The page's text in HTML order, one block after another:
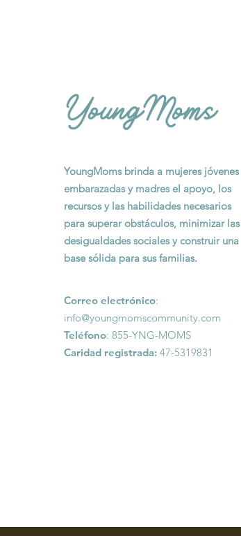
YoungMoms brinda a mujeres jóvenes
embarazadas y madres el apoyo, los
recursos y las habilidades necesarios
para superar obstáculos, minimizar las
desigualdades sociales y construir una
base sólida para sus familias.
Correo electrónico:
info@youngmomscommunity.com
Teléfono: 855-YNG-MOMS
Caridad registrada: 47-5319831